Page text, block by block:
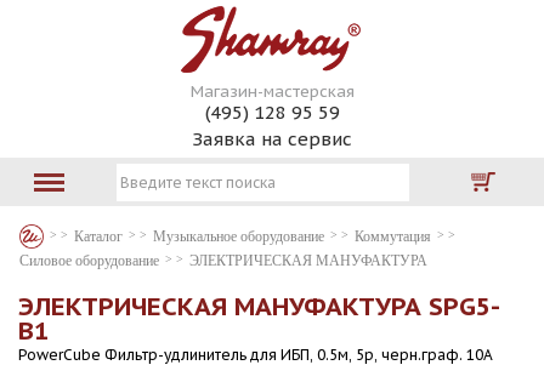
Магазин-мастерская
(495) 128 95 59
Заявка на сервис
Каталог Музыкальное оборудование
Коммутация
Силовое оборудование
ЭЛЕКТРИЧЕСКАЯ МАНУФАКТУРА
ЭЛЕКТРИЧЕСКАЯ МАНУФАКТУРА SPG5-
В1
PowerCube Фильтр-удлинитель для ИБП, 0.5м, 5р, черн.граф. 10А